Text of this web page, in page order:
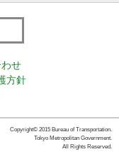
せ
方針
Copyright© 2015 Bureau of Transportation.
Tokyo Metropolitan Government.
All Rights Reserved.